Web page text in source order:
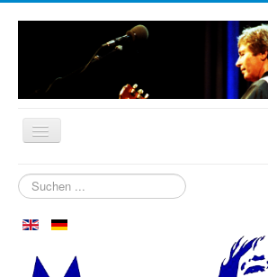
Startseite
Neuigkeiten
Suchen
...